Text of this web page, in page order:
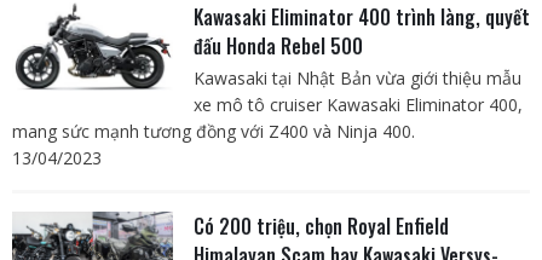
Kawasaki Eliminator 400 trình làng, quyết
đấu Honda Rebel 500
Kawasaki tại Nhật Bản vừa giới thiệu mẫu
xe mô tô cruiser Kawasaki Eliminator 400,
mang sức mạnh tương đồng với Z400 và Ninja 400.
13/04/2023
Có 200 triệu, chọn Royal Enfield